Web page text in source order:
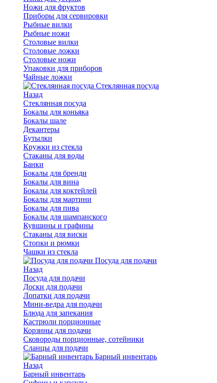
Ножи для фруктов
Приборы для сервировки
Рыбные вилки
Рыбные ножи
Столовые вилки
Столовые ложки
Столовые ножи
Упаковки для приборов
Чайные ложки
Стеклянная посуда
Назад
Стеклянная посуда
Бокалы для коньяка
Бокалы шале
Декантеры
Бутылки
Кружки из стекла
Стаканы для воды
Банки
Бокалы для бренди
Бокалы для вина
Бокалы для коктейлей
Бокалы для мартини
Бокалы для пива
Бокалы для шампанского
Кувшины и графины
Стаканы для виски
Стопки и рюмки
Чашки из стекла
Посуда для подачи
Назад
Посуда для подачи
Доски для подачи
Лопатки для подачи
Мини-ведра для подачи
Блюда для запекания
Кастрюли порционные
Корзины для подачи
Сковороды порционные, сотейники
Сланцы для подачи
Барный инвентарь
Назад
Барный инвентарь